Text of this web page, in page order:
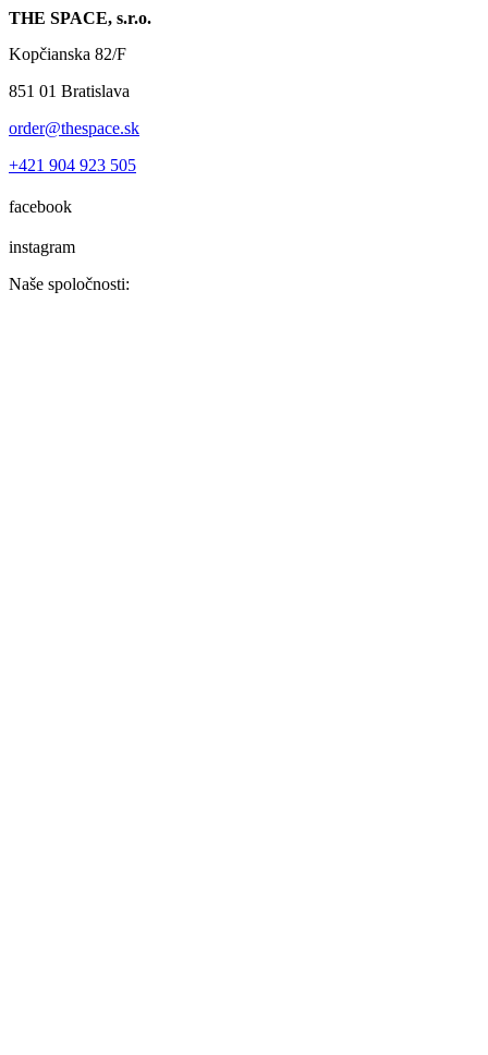
THE SPACE, s.r.o.
Kopčianska 82/F
851 01 Bratislava
order@thespace.sk
+421 904 923 505
facebook
instagram
Naše spoločnosti: